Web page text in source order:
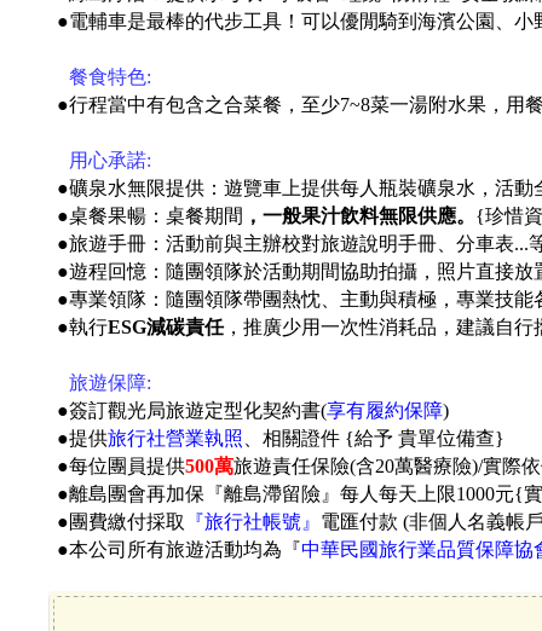
●電輔車是最棒的代步工具！可以優閒騎到海濱公園、
餐食特色:
●行程當中有包含之合菜餐，至少7~8菜一湯附水果，用
用心承諾:
●礦泉水無限提供：遊覽車上提供每人瓶裝礦泉水，活動
●桌餐果暢：桌餐期間 ，一般果汁飲料無限供應。 {珍惜
●旅遊手冊：活動前與主辦校對旅遊說明手冊、分車表...
●遊程回憶：隨團領隊於活動期間協助拍攝，照片直接放
●專業領隊：隨團領隊帶團熱忱、主動與積極，專業技能
●執行ESG減碳責任，推廣少用一次性消耗品，建議自
旅遊保障:
●簽訂觀光局旅遊定型化契約書(享有履約保障)
●提供旅行社營業執照 、相關證件 {給予 貴單位備查}
●每位團員提供500萬旅遊責任保險(含20萬醫療險)/實際
●離島團會再加保『離島滯留險』每人每天上限1000元{
●團費繳付採取
『旅行社帳號』 電匯付款 (非個人名義帳
●本公司所有旅遊活動均為『中華民國旅行業品質保障協